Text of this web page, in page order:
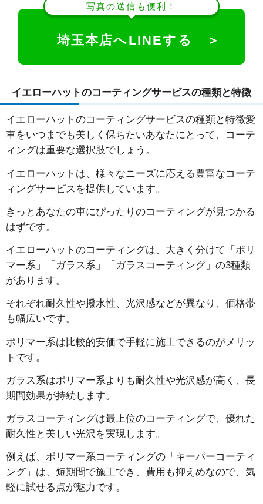
写真の送信も便利！
埼玉本店へLINEする ＞
イエローハットのコーティングサービスの種類と特徴
イエローハットのコーティングサービスの種類と特徴愛
車をいつまでも美しく保ちたいあなたにとって、コーテ
ィングは重要な選択肢でしょう。
イエローハットは、様々なニーズに応える豊富なコーテ
ィングサービスを提供しています。
きっとあなたの車にぴったりのコーティングが見つかる
はずです。
イエローハットのコーティングは、大きく分けて「ポリ
マー系」「ガラス系」「ガラスコーティング」の3種類
があります。
それぞれ耐久性や撥水性、光沢感などが異なり、価格帯
も幅広いです。
ポリマー系は比較的安価で手軽に施工できるのがメリッ
トです。
ガラス系はポリマー系よりも耐久性や光沢感が高く、長
期間効果が持続します。
ガラスコーティングは最上位のコーティングで、優れた
耐久性と美しい光沢を実現します。
例えば、ポリマー系コーティングの「キーパーコーティ
ング」は、短期間で施工でき、費用も抑えめなので、気
軽に試せる点が魅力です。